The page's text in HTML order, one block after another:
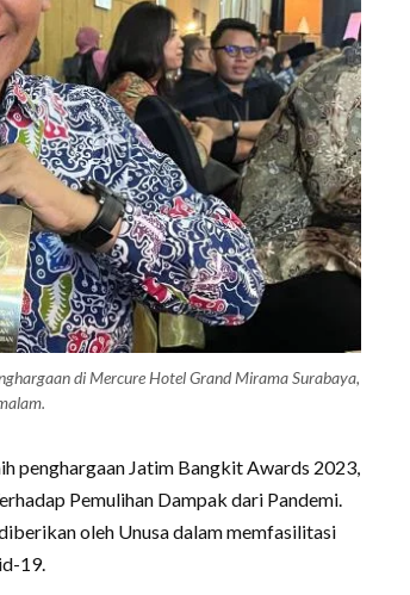
di Mercure Hotel Grand Mirama Surabaya,
penghargaan Jatim Bangkit Awards 2023,
Pemulihan Dampak dari Pandemi.
oleh Unusa dalam memfasilitasi
19.